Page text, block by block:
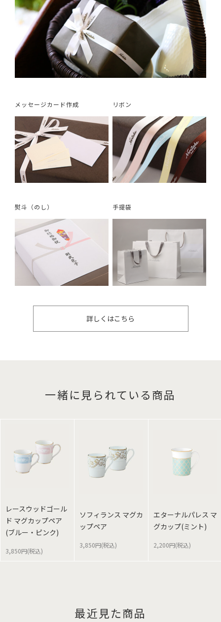
メッセージカード作成 リボン
熨斗（のし） 手提袋
詳しくはこちら
一緒に見られている商品
レースウッドゴール
ド マグカップペア
(ブルー・ピンク)
3,850円(税込)
ソフィランス マグカ
ップペア
3,850円(税込)
エターナルパレス マ
グカップ(ミント)
2,200円(税込)
最近見た商品